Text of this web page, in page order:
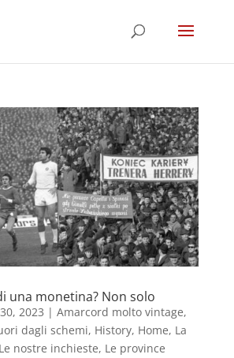
una monetina? Non solo
2023 | Amarcord molto vintage,
dagli schemi, History, Home, La
Le nostre inchieste, Le province